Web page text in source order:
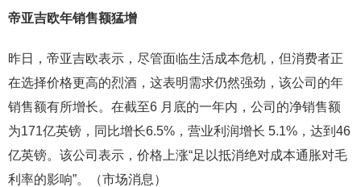
帝亚吉欧年销售额猛增
昨日，帝亚吉欧表示，尽管面临生活成本危机，但消费者正
在选择价格更高的烈酒，这表明需求仍然强劲，该公司的年
销售额有所增长。在截至6 月底的一年内，公司的净销售额
为171亿英镑，同比增长6.5%，营业利润增长 5.1%，达到46
亿英镑。该公司表示，价格上涨“足以抵消绝对成本通胀对毛
利率的影响”。（市场消息）